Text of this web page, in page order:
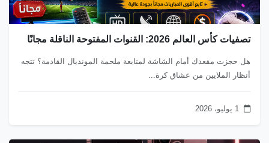
تصفيات كأس العالم 2026: القنوات المفتوحة الناقلة مجانًا
هل حجزت مقعدك أمام الشاشة لمتابعة ملحمة المونديال القادمة؟ تتجه
أنظار الملايين من عشاق كرة...